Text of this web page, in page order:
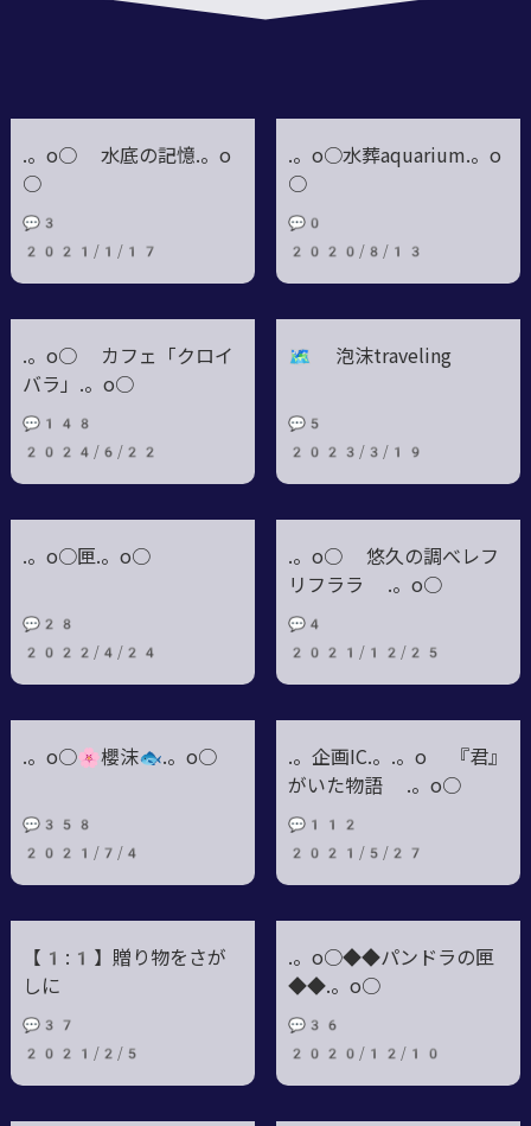
.。o○ 水底の記憶.。o
○
💬3
2021/1/17
.。o○水葬aquarium.。o
○
💬0
2020/8/13
.。o○ カフェ「クロイ
バラ」.。o○
💬148
2024/6/22
🗺 泡沫traveling
💬5
2023/3/19
.。o○匣.。o○
💬28
2022/4/24
.。o○ 悠久の調べレフ
リフララ .。o○
💬4
2021/12/25
.。o○🌸櫻沫🐟.。o○
💬358
2021/7/4
.。企画IC.。.。o 『君』
がいた物語 .。o○
💬112
2021/5/27
【1:1】贈り物をさが
しに
💬37
2021/2/5
.。o○◆◆パンドラの匣
◆◆.。o○
💬36
2020/12/10